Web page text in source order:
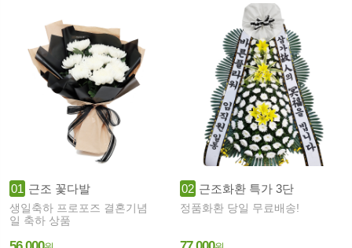
01 근조 꽃다발
생일축하 프로포즈 결혼기념
일 축하 상품
02 근조화환 특가 3단
정품화환 당일 무료배송!